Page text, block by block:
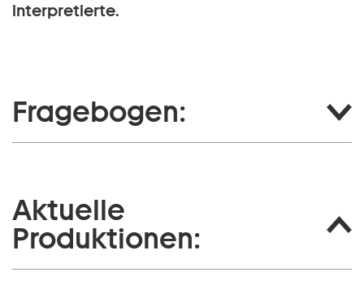
interpretierte.
Fragebogen:
Aktuelle
Produktionen: